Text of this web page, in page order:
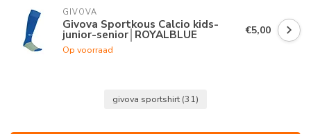
GIVOVA
Givova Sportkous Calcio kids-
junior-senior│ROYALBLUE
Op voorraad
€5,00
givova sportshirt (31)